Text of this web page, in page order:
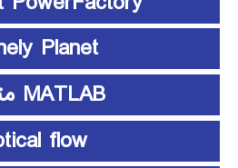
Planet
MATLAB متلب
flow